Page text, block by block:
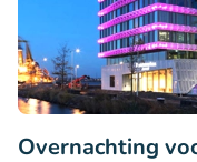
Overnachting